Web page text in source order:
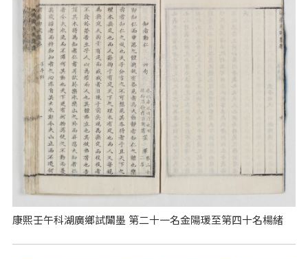
康熙壬午科湖廣鄉試闈墨 第二十一名金陽瑗至第四十名楊緒